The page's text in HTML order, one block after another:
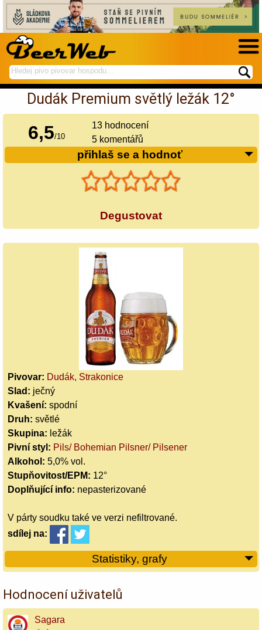
hledej
na
BeerWeb
spustí
hledání
Dudák Premium světlý ležák 12°
6,5/10
13 hodnocení
5 komentářů
přihlaš se a hodnoť
Degustovat
Pivovar: Dudák, Strakonice
Slad: ječný
Kvašení: spodní
Druh: světlé
Skupina: ležák
Pivní styl: Pils/ Bohemian Pilsner/ Pilsener
Alkohol: 5,0% vol.
Stupňovitost/EPM: 12°
Doplňující info: nepasterizované
V párty soudku také ve verzi nefiltrované.
sdílej na:
Statistiky, grafy
Hodnocení uživatelů
Sagara